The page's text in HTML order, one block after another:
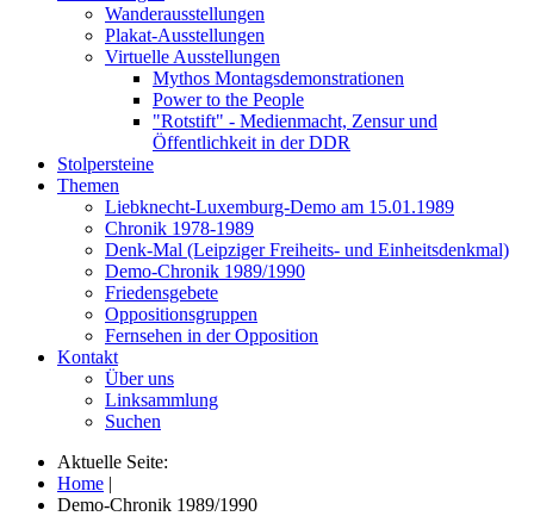
Wanderausstellungen
Plakat-Ausstellungen
Virtuelle Ausstellungen
Mythos Montagsdemonstrationen
Power to the People
"Rotstift" - Medienmacht, Zensur und
Öffentlichkeit in der DDR
Stolpersteine
Themen
Liebknecht-Luxemburg-Demo am 15.01.1989
Chronik 1978-1989
Denk-Mal (Leipziger Freiheits- und Einheitsdenkmal)
Demo-Chronik 1989/1990
Friedensgebete
Oppositionsgruppen
Fernsehen in der Opposition
Kontakt
Über uns
Linksammlung
Suchen
Aktuelle Seite:
Home |
Demo-Chronik 1989/1990